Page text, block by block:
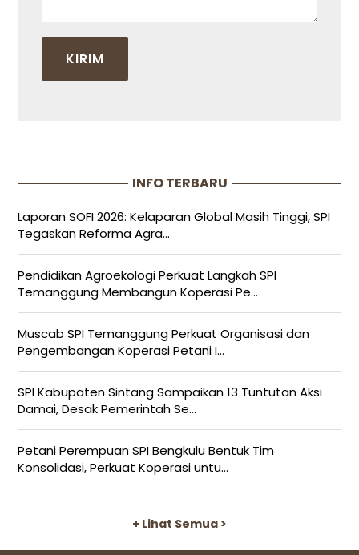
INFO TERBARU
Laporan SOFI 2026: Kelaparan Global Masih Tinggi, SPI
Tegaskan Reforma Agra...
Pendidikan Agroekologi Perkuat Langkah SPI
Temanggung Membangun Koperasi Pe...
Muscab SPI Temanggung Perkuat Organisasi dan
Pengembangan Koperasi Petani I...
SPI Kabupaten Sintang Sampaikan 13 Tuntutan Aksi
Damai, Desak Pemerintah Se...
Petani Perempuan SPI Bengkulu Bentuk Tim
Konsolidasi, Perkuat Koperasi untu...
+ Lihat Semua >